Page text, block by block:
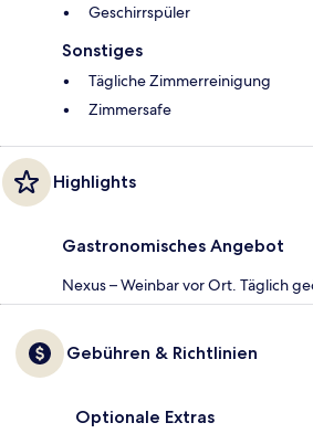
Geschirrspüler
Sonstiges
Tägliche Zimmerreinigung
Zimmersafe
Highlights
Gastronomisches Angebot
Nexus – Weinbar vor Ort. Täglich
Gebühren & Richtlinien
Optionale Extras